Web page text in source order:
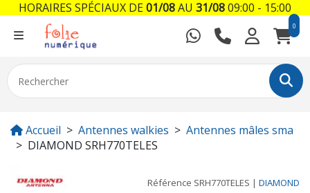
0
Accueil Antennes walkies
Antennes mâles sma
DIAMOND SRH770TELES
Référence SRH770TELES | DIAMOND
HORAIRES SPÉCIAUX DE01/08AU 31/0809:00 - 15:00